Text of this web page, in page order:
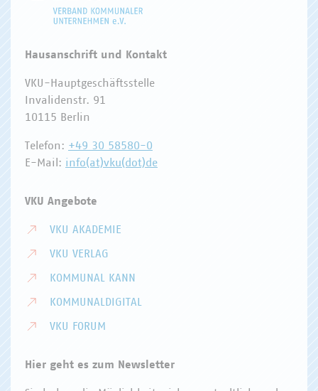
Hausanschrift und Kontakt
VKU-Hauptgeschäftsstelle
Invalidenstr. 91
10115 Berlin
Telefon: +49 30 58580-0
E-Mail: info(at)vku(dot)de
VKU Angebote
VKU AKADEMIE
VKU VERLAG
KOMMUNAL KANN
KOMMUNALDIGITAL
VKU FORUM
Hier geht es zum Newsletter